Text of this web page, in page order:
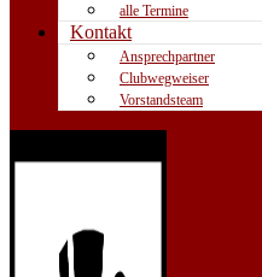
alle Termine
Kontakt
Ansprechpartner
Clubwegweiser
Vorstandsteam